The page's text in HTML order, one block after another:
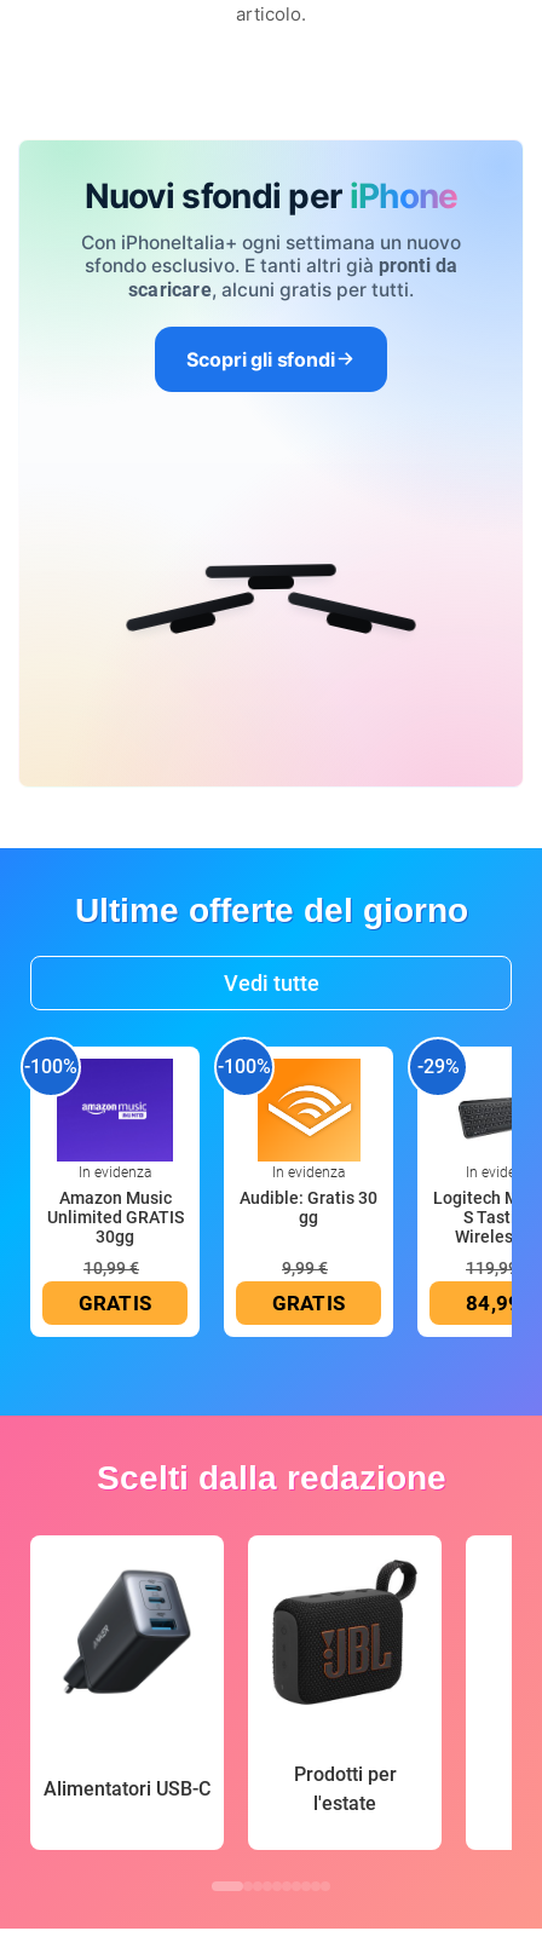
articolo.
Nuovi sfondi per iPhone
Con iPhoneItalia+ ogni settimana un nuovo
sfondo esclusivo. E tanti altri già pronti da
scaricare, alcuni gratis per tutti.
Scopri gli sfondi
Ultime offerte del giorno
Vedi tutte
-100%
In evidenza
Amazon Music
Unlimited GRATIS
30gg
10,99 €
GRATIS
-100%
In evidenza
Audible: Gratis 30
gg
9,99 €
GRATIS
-29%
In evidenza
Logitech MX
S Tastiera
Wireless
119,99 €
84,99 €
Scelti dalla redazione
Alimentatori USB-C
Prodotti per
l'estate